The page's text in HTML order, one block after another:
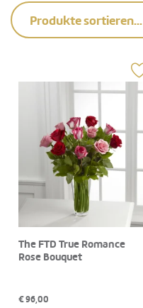
Produkte sortieren...
The FTD True Romance
Rose Bouquet
€96,00